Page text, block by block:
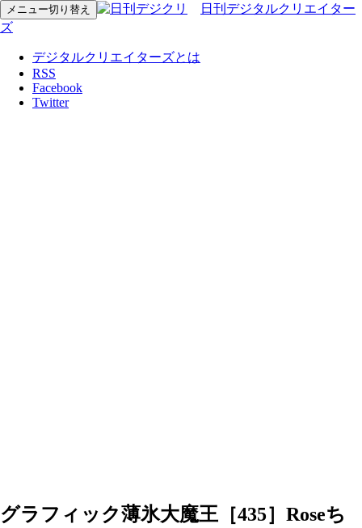
メニュー切り替え
日刊デジタルクリエイター
ズ
デジタルクリエイターズとは
RSS
Facebook
Twitter
グラフィック薄氷大魔王［435］Roseち